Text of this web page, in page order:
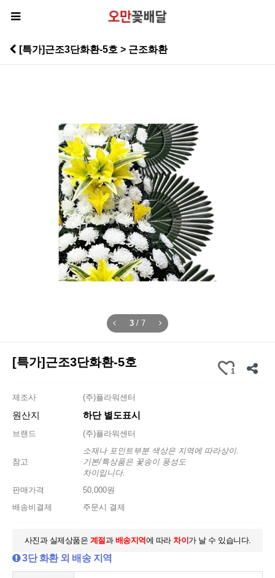
[특가]근조3단화환-5호 > 근조화환
4 / 7
[특가]근조3단화환-5호
1
제조사 (주)플라워센터
원산지 하단 별도표시
브랜드 (주)플라워센터
참고
소재나 포인트부분 색상은 지역에 따라상이.
기본/특상품은 꽃송이 풍성도
차이입니다.
판매가격
50,000원
배송비결제
주문시 결제
사진과 실제상품은 계절과 배송지역에 따라 차이 가 날 수 있습니다.
3단 화환 외 배송 지역